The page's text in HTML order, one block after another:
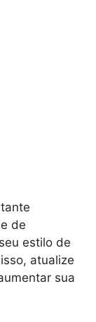
de
estilo de
atualize
sua